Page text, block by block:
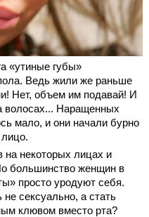
«утиные губы»
Ведь жили же раньше
Нет, объем им подавай! И
волосах... Наращенных
мало, и они начали бурно
лицо.
на некоторых лицах и
большинство женщин в
просто уродуют себя.
сексуально, а стать
клювом вместо рта?